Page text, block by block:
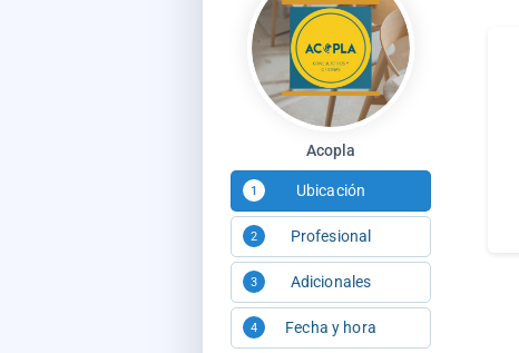
Acopla
1 Ubicación
2 Profesional
3 Adicionales
4 Fecha y hora